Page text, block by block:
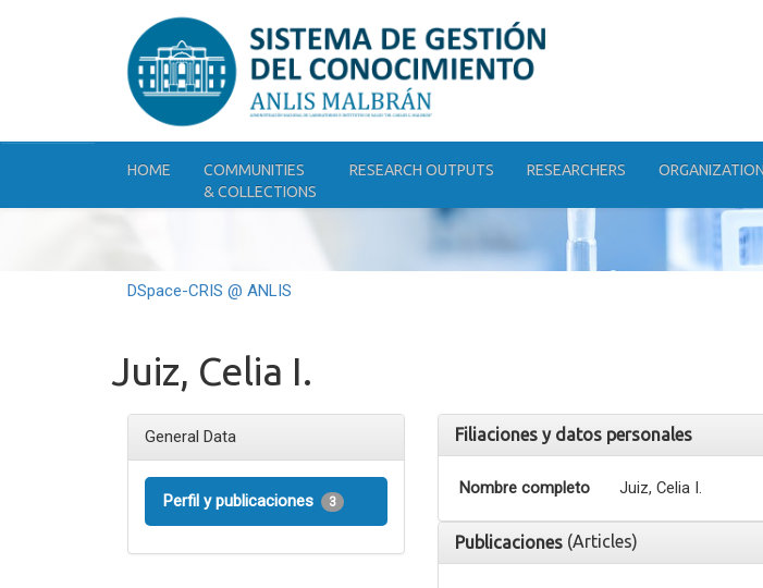
HOME
COMMUNITIES
& COLLECTIONS
RESEARCH OUTPUTS RESEARCHERS
DSpace-CRIS @ ANLIS
Juiz, Celia I.
General Data
Perfil y publicaciones 3
Filiaciones y datos personales
Nombre completo Juiz, Celia I.
Publicaciones (Articles)